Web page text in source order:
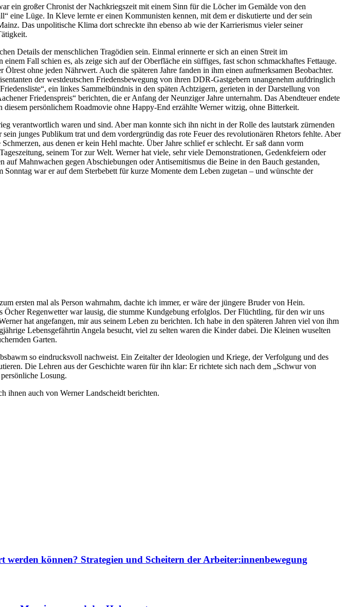
ein großer Chronist der Nachkriegszeit mit einem Sinn für die Löcher im Gemälde von den
eine Lüge. In Kleve lernte er einen Kommunisten kennen, mit dem er diskutierte und der sein
Das unpolitische Klima dort schreckte ihn ebenso ab wie der Karrierismus vieler seiner
Details der menschlichen Tragödien sein. Einmal erinnerte er sich an einen Streit im
Fall schien es, als zeige sich auf der Oberfläche ein süffiges, fast schon schmackhaftes Fettauge.
ohne jeden Nährwert. Auch die späteren Jahre fanden in ihm einen aufmerksamen Beobachter.
der westdeutschen Friedensbewegung von ihren DDR-Gastgebern unangenehm aufdringlich
ein linkes Sammelbündnis in den späten Achtzigern, gerieten in der Darstellung von
Friedenspreis“ berichten, die er Anfang der Neunziger Jahre unternahm. Das Abendteuer endete
persönlichem Roadmovie ohne Happy-End erzählte Werner witzig, ohne Bitterkeit.
verantwortlich waren und sind. Aber man konnte sich ihn nicht in der Rolle des lautstark zürnenden
junges Publikum trat und dem vordergründig das rote Feuer des revolutionären Rhetors fehlte. Aber
aus denen er kein Hehl machte. Über Jahre schlief er schlecht. Er saß dann vorm
seinem Tor zur Welt. Werner hat viele, sehr viele Demonstrationen, Gedenkfeiern oder
Mahnwachen gegen Abschiebungen oder Antisemitismus die Beine in den Bauch gestanden,
war er auf dem Sterbebett für kurze Momente dem Leben zugetan – und wünschte der
ersten mal als Person wahrnahm, dachte ich immer, er wäre der jüngere Bruder von Hein.
Regenwetter war lausig, die stumme Kundgebung erfolglos. Der Flüchtling, für den wir uns
hat angefangen, mir aus seinem Leben zu berichten. Ich habe in den späteren Jahren viel von ihm
Lebensgefährtin Angela besucht, viel zu selten waren die Kinder dabei. Die Kleinen wuselten
Garten.
so eindrucksvoll nachweist. Ein Zeitalter der Ideologien und Kriege, der Verfolgung und des
Die Lehren aus der Geschichte waren für ihn klar: Er richtete sich nach dem „Schwur von
Losung.
ihnen auch von Werner Landscheidt berichten.
können? Strategien und Scheitern der Arbeiter:innenbewegung